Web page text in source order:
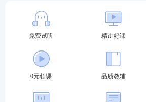
期货从业题库刷题！微信搜索【
业题库】或者【 233网校金融类题库
小程序快速刷题，也可以扫描下图
免费试听 精讲好课
0元领课 品质教辅